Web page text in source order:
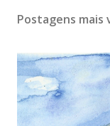
Postagens